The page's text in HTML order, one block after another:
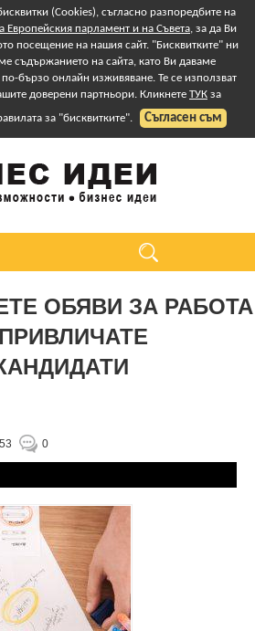
(Cookies), съгласно разпоредбите на
Европейския парламент и на Съвета, за да Ви
посещение на нашия сайт. "Бисквитките" ни
съдържанието на сайта, като Ви даваме
бързо онлайн изживяване. Те се използват
доверени партньори. Кликнете ТУК за
за "бисквитките".
Съгласен съм
ОБЯВИ ЗА РАБОТА
0